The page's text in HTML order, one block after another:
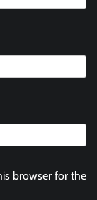
browser for the